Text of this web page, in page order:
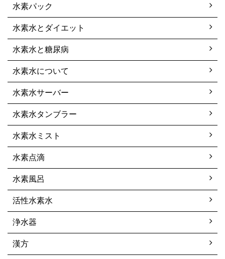
水素パック
水素水とダイエット
水素水と糖尿病
水素水について
水素水サーバー
水素水タンブラー
水素水ミスト
水素点滴
水素風呂
活性水素水
浄水器
漢方